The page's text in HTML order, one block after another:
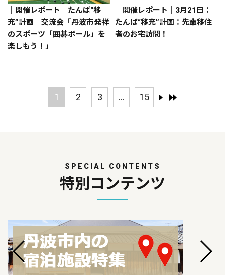
｜開催レポート｜たんば“移
充”計画 交流会「丹波市発祥
のスポーツ「囲碁ボール」を
楽しもう！」
｜開催レポート｜3月21日：
たんば“移充”計画：先輩移住
者のお宅訪問！
1 2 3 ... 15
SPECIAL CONTENTS
特別コンテンツ